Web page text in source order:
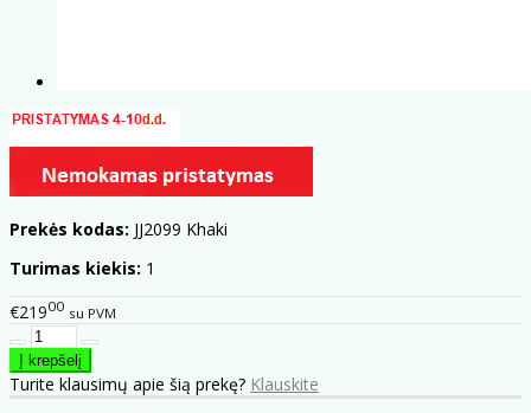
Prekės kodas: JJ2099 Khaki
Turimas kiekis: 1
€21900 su PVM
Turite klausimų apie šią prekę? Klauskite